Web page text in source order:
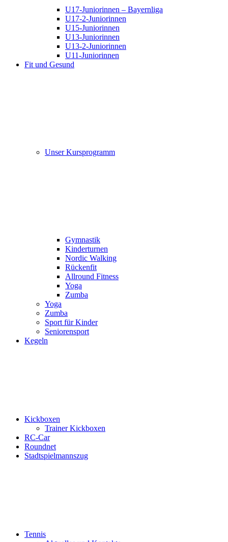
U17-Juniorinnen – Bayernliga
U17-2-Juniorinnen
U15-Juniorinnen
U13-Juniorinnen
U13-2-Juniorinnen
U11-Juniorinnen
Fit und Gesund
Unser Kursprogramm
Gymnastik
Kinderturnen
Nordic Walking
Rückenfit
Allround Fitness
Yoga
Zumba
Yoga
Zumba
Sport für Kinder
Seniorensport
Kegeln
Kickboxen
Trainer Kickboxen
RC-Car
Roundnet
Stadtspielmannszug
Tennis